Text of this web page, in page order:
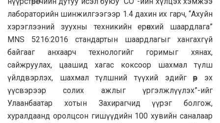
лабораторийн шинжилгээгээр 1.4 дахин их гарч, “Ахуйн
хэрэглээний зуухны техникийн ерөнхий шаардлага”
MNS 5216:2016 стандартын шаардлагыг хангахгүй
байгааг анхаарч технологийг горимыг хянах,
сайжруулах, цаашид хагас коксоор шахмал түлш
үйлдвэрлэх, шахмал түлшний түүхий эдийг өөр эх
үүсвэрээр солих ажлыг үргэлжлүүлэх”-ийг
Улаанбаатар хотын Захирагчид үүрэг болгож,
хуралдаанд оролцсон гишүүдийн 100 хувийн саналаар